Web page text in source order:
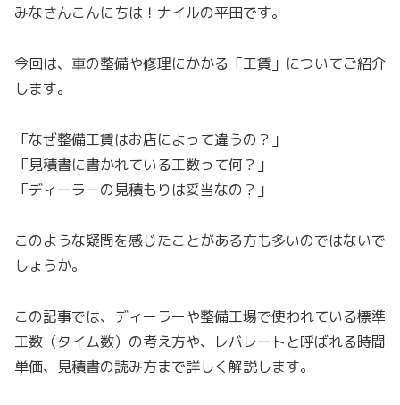
みなさんこんにちは！ナイルの平田です。
今回は、車の整備や修理にかかる「工賃」についてご紹介
します。
「なぜ整備工賃はお店によって違うの？」
「見積書に書かれている工数って何？」
「ディーラーの見積もりは妥当なの？」
このような疑問を感じたことがある方も多いのではないで
しょうか。
この記事では、ディーラーや整備工場で使われている標準
工数（タイム数）の考え方や、レバレートと呼ばれる時間
単価、見積書の読み方まで詳しく解説します。